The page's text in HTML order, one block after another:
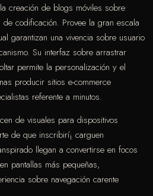
creación de blogs móviles sobre
codificación. Provee la gran escala
garantizan una vivencia sobre usuario
Su interfaz sobre arrastrar
permite la personalización y el
producir sitios e-commerce
referente a minutos.
de visuales para dispositivos
de que inscribirí¡ carguen
llegan a convertirse en focos
pantallas más pequeñas,
sobre navegación carente